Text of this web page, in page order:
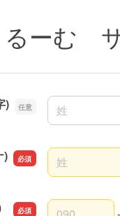
ーむ
) 名前の姓
) 名前の姓